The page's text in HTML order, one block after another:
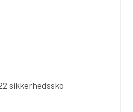
sikkerhedssko